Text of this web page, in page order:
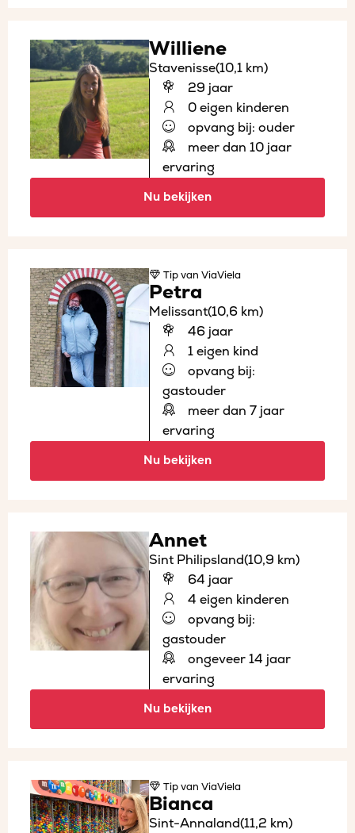
Williene
Stavenisse(10,1 km)
29 jaar
0 eigen kinderen
opvang bij: ouder
meer dan 10 jaar
ervaring
Nu bekijken
Tipvan ViaViela
Petra
Melissant(10,6 km)
46 jaar
1 eigen kind
opvang bij:
gastouder
meer dan 7 jaar
ervaring
Nu bekijken
Annet
Sint Philipsland(10,9 km)
64 jaar
4 eigen kinderen
opvang bij:
gastouder
ongeveer 14 jaar
ervaring
Nu bekijken
Tipvan ViaViela
Bianca
Sint-Annaland(11,2 km)